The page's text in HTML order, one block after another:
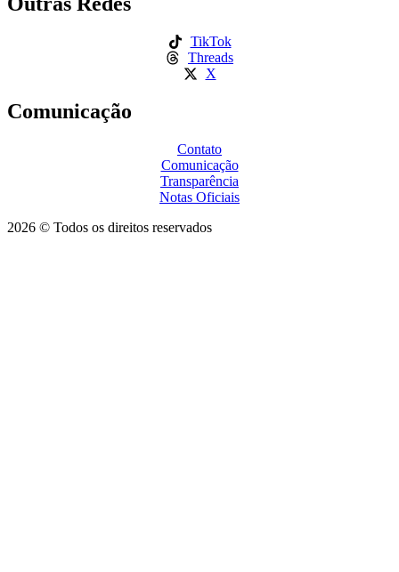
TikTok
Threads
X
Comunicação
Contato
Comunicação
Transparência
Notas Oficiais
2026 © Todos os direitos reservados